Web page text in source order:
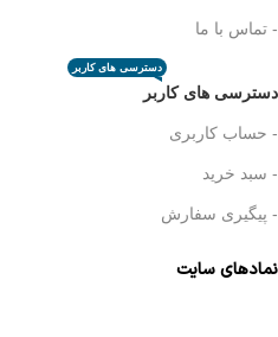
- تماس با ما
دسترسی های کاربر
دسترسی های کاربر
- حساب کاربری
- سبد خرید
- پیگیری سفارش
نمادهای سایت